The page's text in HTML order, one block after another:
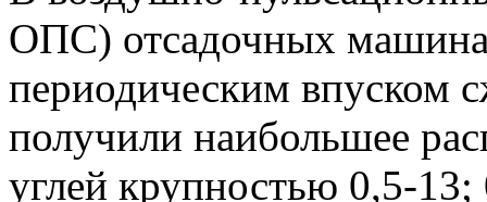
ОПС) отсадочных
периодическим впуском
получили наибольшее
углей крупностью 0,5-